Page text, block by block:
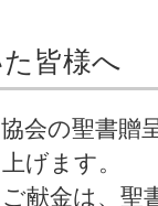
皆様へ
会の聖書贈
げます。
献金は、聖